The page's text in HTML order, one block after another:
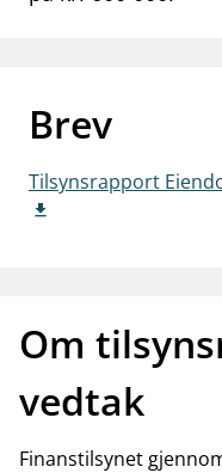
Brev
Tilsynsrapport
Om
vedtak
Finanstilsynet